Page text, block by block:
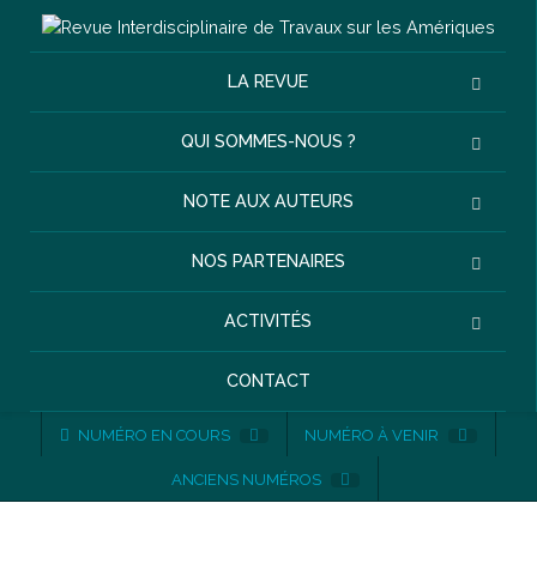
LA REVUE
QUI SOMMES-NOUS ?
NOTE AUX AUTEURS
NOS PARTENAIRES
ACTIVITÉS
CONTACT
NUMÉRO EN COURS NUMÉRO À VENIR
ANCIENS NUMÉROS